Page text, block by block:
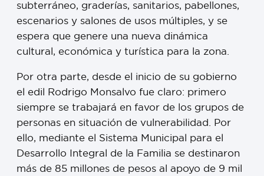
subterráneo, graderías, sanitarios, pabellones,
escenarios y salones de usos múltiples, y se
espera que genere una nueva dinámica
cultural, económica y turística para la zona.
Por otra parte, desde el inicio de su gobierno
el edil Rodrigo Monsalvo fue claro: primero
siempre se trabajará en favor de los grupos de
personas en situación de vulnerabilidad. Por
ello, mediante el Sistema Municipal para el
Desarrollo Integral de la Familia se destinaron
más de 85 millones de pesos al apoyo de 9 mil